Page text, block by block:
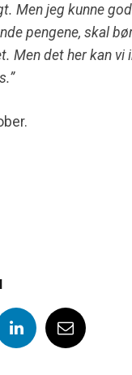
Men jeg kunne
pengene, skal
Men det her kan